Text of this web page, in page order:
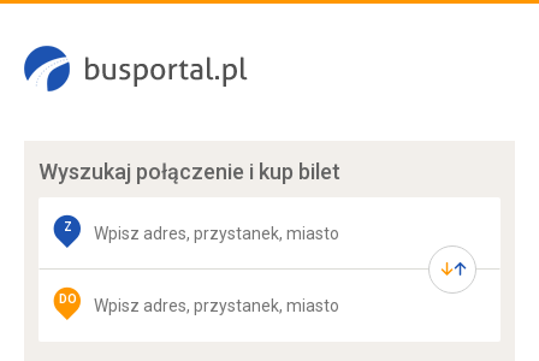
Wyszukaj połączenie i kup bilet
Z
DO